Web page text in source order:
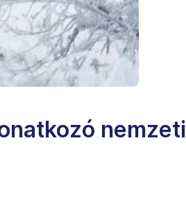
nemzeti